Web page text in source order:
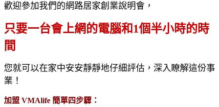
歡迎參加我們的網路居家創業說明會，
只要一台會上網的電腦和1個半小時的時
間
您就可以在家中安安靜靜地仔細評估，深入瞭解這份事
業！
加盟 VMAlife 簡單四步驟：